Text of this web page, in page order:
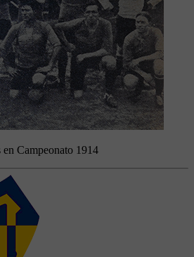
Campeonato 1914